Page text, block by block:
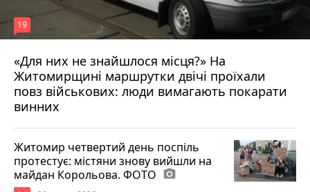
«Для них не знайшлося місця?» На
Житомирщині маршрутки двічі проїхали
повз військових: люди вимагають покарати
винних
19
17 липня 2026 р.
Житомир четвертий день поспіль
протестує: містяни знову вийшли на
майдан Корольова. ФОТО photo_camera